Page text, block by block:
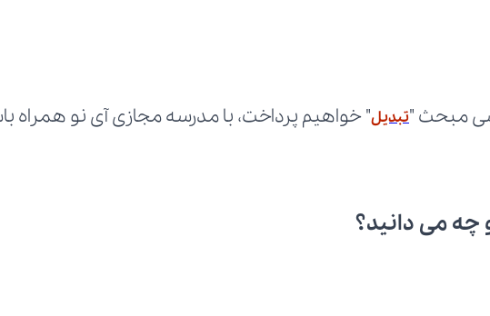
مبحث "تبدیل" خواهیم پرداخت، با مدرسه مجازی آی نو همراه
چه می‌ دانید؟